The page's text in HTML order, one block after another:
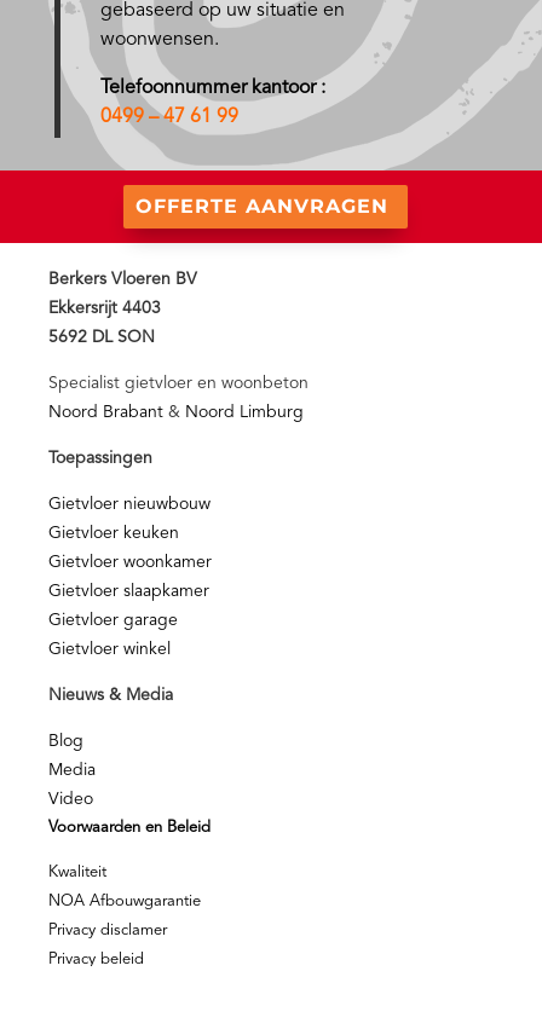
gebaseerd op uw situatie en
woonwensen.
Telefoonnummer kantoor :
0499 – 47 61 99
OFFERTE AANVRAGEN
Berkers Vloeren BV
Ekkersrijt 4403
5692 DL SON
Specialist gietvloer en woonbeton
Noord Brabant & Noord Limburg
Toepassingen
Gietvloer nieuwbouw
Gietvloer keuken
Gietvloer woonkamer
Gietvloer slaapkamer
Gietvloer garage
Gietvloer winkel
Nieuws & Media
Blog
Media
Video
Voorwaarden en Beleid
Kwaliteit
NOA Afbouwgarantie
Privacy disclamer
Privacy beleid